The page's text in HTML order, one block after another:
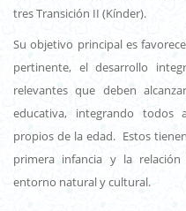
tres Transición II (Kínder).
Su objetivo principal es
pertinente, el desarrollo
relevantes que deben
educativa, integrando todos
propios de la edad. Estos
primera infancia y la
entorno natural y cultural.